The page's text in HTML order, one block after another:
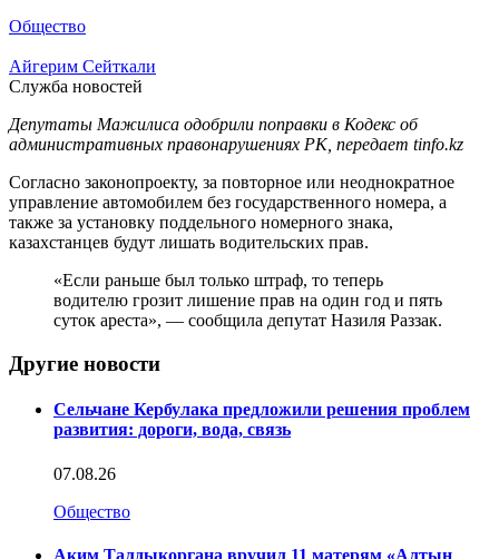
Общество
Айгерим Сейткали
Служба новостей
Депутаты Мажилиса одобрили поправки в Кодекс об
административных правонарушениях РК, передает tinfo.kz
Согласно законопроекту, за повторное или неоднократное
управление автомобилем без государственного номера, а
также за установку поддельного номерного знака,
казахстанцев будут лишать водительских прав.
«Если раньше был только штраф, то теперь
водителю грозит лишение прав на один год и пять
суток ареста», — сообщила депутат Назиля Раззак.
Другие новости
Сельчане Кербулака предложили решения проблем
развития: дороги, вода, связь
07.08.26
Общество
Аким Талдыкоргана вручил 11 матерям «Алтын